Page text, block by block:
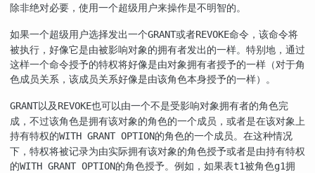
除非绝对必要，使用一个超级用户来操作是不明智的。
如果一个超级用户选择发出一个GRANT或者REVOKE命令，该命令将
被执行，好像它是由被影响对象的拥有者发出的一样。特别地，通过
这样一个命令授予的特权将好像是由对象拥有者授予的一样（对于角
色成员关系，该成员关系好像是由该角色本身授予的一样）。
GRANT以及REVOKE也可以由一个不是受影响对象拥有者的角色完
成，不过该角色是拥有该对象的角色的一个成员，或者是在该对象上
持有特权的WITH GRANT OPTION的角色的一个成员。在这种情况
下，特权将被记录为由实际拥有该对象的角色授予或者是由持有特权
的WITH GRANT OPTION的角色授予。例如，如果表t1被角色g1拥